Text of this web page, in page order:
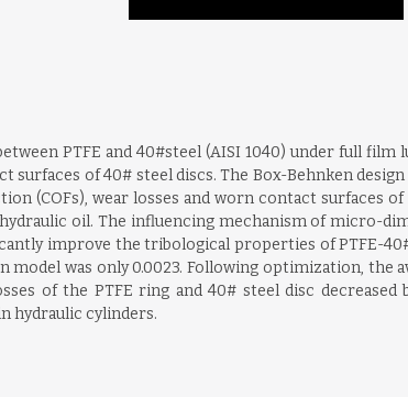
PTFE and 40#steel (AISI 1040) under full
of 40# steel discs. The Box-Behnken
(COFs), wear losses and worn contact surfaces
oil. The influencing mechanism of micro-
improve the tribological properties of PTFE-
model was only 0.0023. Following optimization, the
of the PTFE ring and 40# steel disc decreased
hydraulic cylinders.